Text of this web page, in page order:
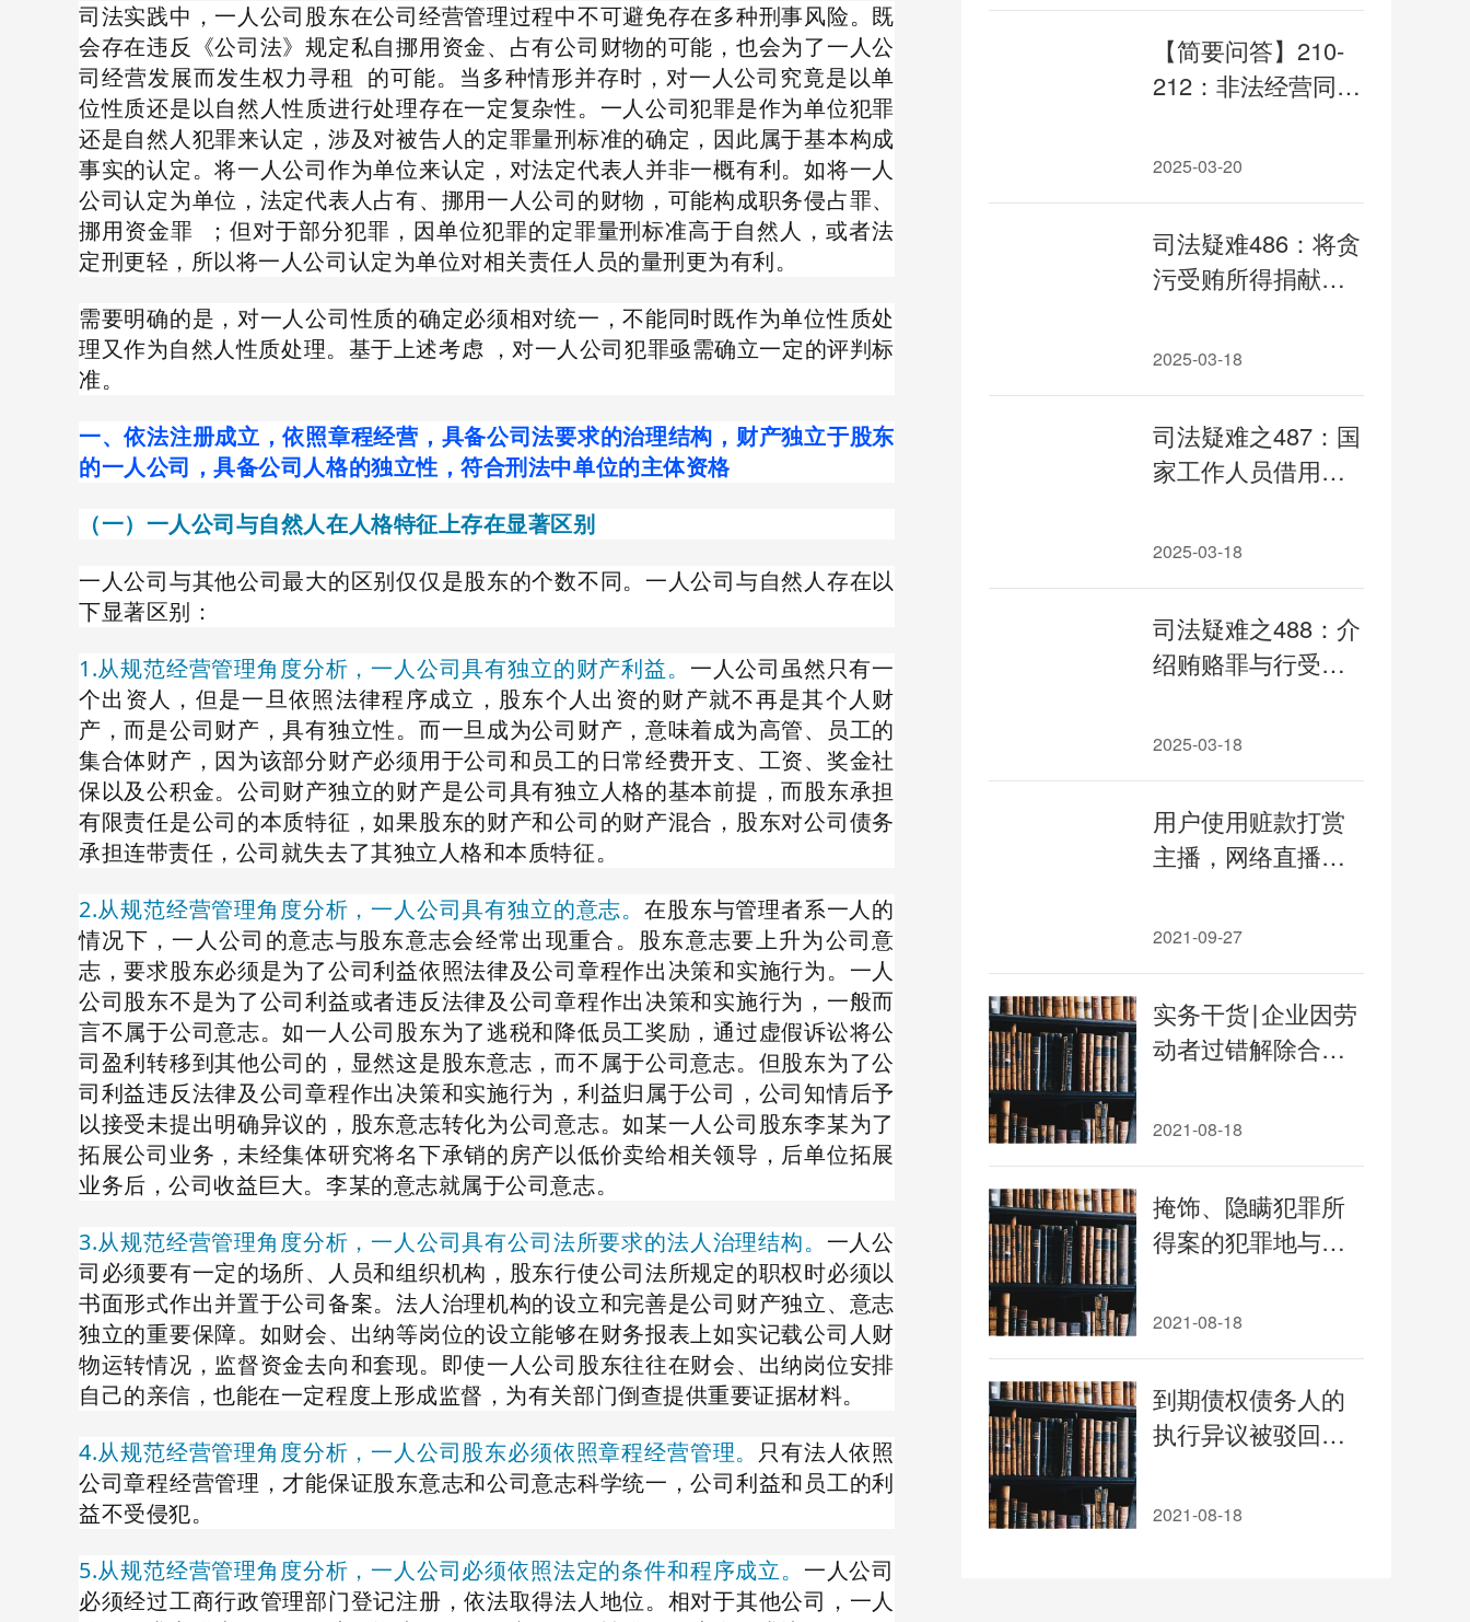
司法实践中，一人公司股东在公司经营管理过程中不可避免存在多种刑事风险。既
会存在违反《公司法》规定私自挪用资金、占有公司财物的可能，也会为了一人公
司经营发展而发生权力寻租
的可能。当多种情形并存时，对一人公司究竟是以单
位性质还是以自然人性质进行处理存在一定复杂性。一人公司犯罪是作为单位犯罪
还是自然人犯罪来认定，涉及对被告人的定罪量刑标准的确定，因此属于基本构成
事实的认定。将一人公司作为单位来认定，对法定代表人并非一概有利。如将一人
公司认定为单位，法定代表人占有、挪用一人公司的财物，可能构成职务侵占罪、
挪用资金罪
；但对于部分犯罪，因单位犯罪的定罪量刑标准高于自然人，或者法
定刑更轻，所以将一人公司认定为单位对相关责任人员的量刑更为有利。
需要明确的是，对一人公司性质的确定必须相对统一，不能同时既作为单位性质处
理又作为自然人性质处理。基于上述考虑 ，对一人公司犯罪亟需确立一定的评判标
准。
一、依法注册成立，依照章程经营，具备公司法要求的治理结构，财产独立于股东
的一人公司，具备公司人格的独立性，符合刑法中单位的主体资格
（一）一人公司与自然人在人格特征上存在显著区别
一人公司与其他公司最大的区别仅仅是股东的个数不同。一人公司与自然人存在以
下显著区别：
1.从规范经营管理角度分析，一人公司具有独立的财产利益。 一人公司虽然只有一
个出资人，但是一旦依照法律程序成立，股东个人出资的财产就不再是其个人财
产，而是公司财产，具有独立性。而一旦成为公司财产，意味着成为高管、员工的
集合体财产，因为该部分财产必须用于公司和员工的日常经费开支、工资、奖金社
保以及公积金。公司财产独立的财产是公司具有独立人格的基本前提，而股东承担
有限责任是公司的本质特征，如果股东的财产和公司的财产混合，股东对公司债务
承担连带责任，公司就失去了其独立人格和本质特征。
2.从规范经营管理角度分析，一人公司具有独立的意志。在股东与管理者系一人的
情况下，一人公司的意志与股东意志会经常出现重合。股东意志要上升为公司意
志，要求股东必须是为了公司利益依照法律及公司章程作出决策和实施行为。一人
公司股东不是为了公司利益或者违反法律及公司章程作出决策和实施行为，一般而
言不属于公司意志。如一人公司股东为了逃税和降低员工奖励，通过虚假诉讼将公
司盈利转移到其他公司的，显然这是股东意志，而不属于公司意志。但股东为了公
司利益违反法律及公司章程作出决策和实施行为，利益归属于公司，公司知情后予
以接受未提出明确异议的，股东意志转化为公司意志。如某一人公司股东李某为了
拓展公司业务，未经集体研究将名下承销的房产以低价卖给相关领导，后单位拓展
业务后，公司收益巨大。李某的意志就属于公司意志。
3.从规范经营管理角度分析，一人公司具有公司法所要求的法人治理结构。 一人公
司必须要有一定的场所、人员和组织机构，股东行使公司法所规定的职权时必须以
书面形式作出并置于公司备案。法人治理机构的设立和完善是公司财产独立、意志
独立的重要保障。如财会、出纳等岗位的设立能够在财务报表上如实记载公司人财
物运转情况，监督资金去向和套现。即使一人公司股东往往在财会、出纳岗位安排
自己的亲信，也能在一定程度上形成监督，为有关部门倒查提供重要证据材料。
4.从规范经营管理角度分析，一人公司股东必须依照章程经营管理。 只有法人依照
公司章程经营管理，才能保证股东意志和公司意志科学统一，公司利益和员工的利
益不受侵犯。
5.从规范经营管理角度分析，一人公司必须依照法定的条件和程序成立。 一人公司
必须经过工商行政管理部门登记注册，依法取得法人地位。相对于其他公司，一人
【简要问答】210-
212：非法经营同类
侵犯财产犯罪违法
措施；单位犯罪是
否因个人犯罪追诉
时效中断
2025-03-20
司法疑难486：将贪
污受贿所得捐献寺
数额；明示或暗示
捐献或者赞助与国
家工作人员有关的
人地物的定性
2025-03-18
司法疑难之487：国
家工作人员借用汽
贿性质的争议与类
2025-03-18
司法疑难之488：介
绍贿赂罪与行受贿
中约定分配所谋取
财物对定性的影
响）；介绍贿赂罪
未遂的认定标准
2025-03-18
用户使用赃款打赏
主播，网络直播平
还责任？
2021-09-27
实务干货∣企业因劳
动者过错解除合同
2021-08-18
掩饰、隐瞒犯罪所
得案的犯罪地与诈
且掩饰、隐瞒犯罪
住地也不在诈骗行
为地的，诈骗行为
地法院对掩饰、隐
辖权
2021-08-18
到期债权债务人的
执行异议被驳回后
行异议之诉
2021-08-18